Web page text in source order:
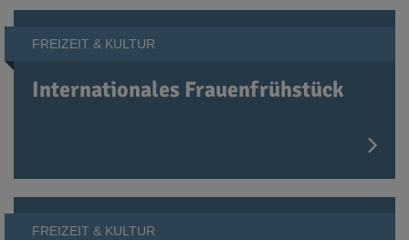
FREIZEIT & KULTUR
Internationales Frauenfrühstück
FREIZEIT & KULTUR